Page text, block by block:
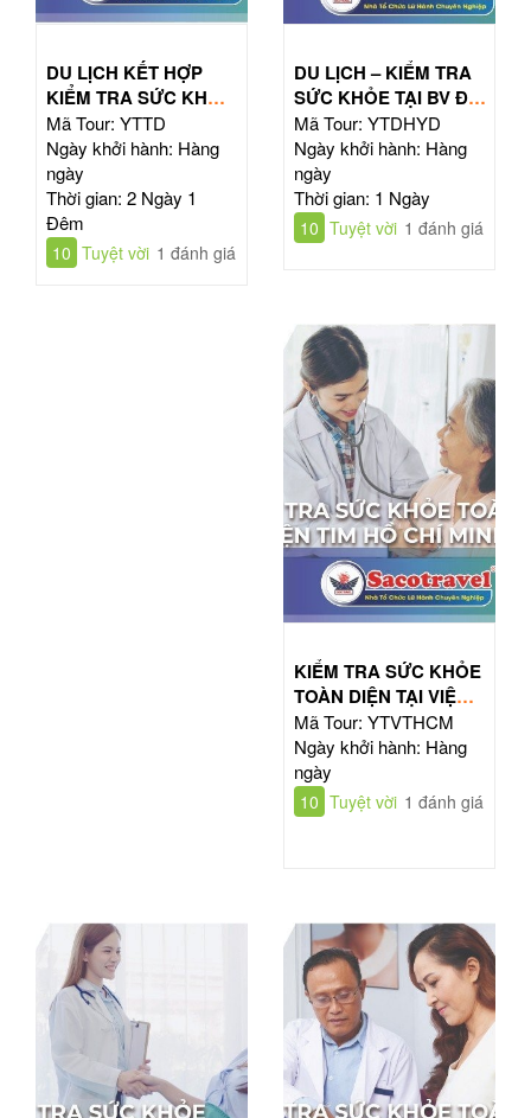
DU LỊCH KẾT HỢP
KIỂM TRA SỨC KHỎE
TOÀN DIỆN
Mã Tour: YTTD
Ngày khởi hành: Hàng
ngày
Thời gian: 2 Ngày 1
Đêm
10 Tuyệt vời 1 đánh giá
DU LỊCH – KIỂM TRA
SỨC KHỎE TẠI BV ĐẠI
HỌC Y DƯỢC TPHCM
Mã Tour: YTDHYD
Ngày khởi hành: Hàng
ngày
Thời gian: 1 Ngày
10 Tuyệt vời 1 đánh giá
KIỂM TRA SỨC KHỎE
TOÀN DIỆN TẠI VIỆN
TIM HỒ CHÍ MINH
Mã Tour: YTVTHCM
Ngày khởi hành: Hàng
ngày
10 Tuyệt vời 1 đánh giá